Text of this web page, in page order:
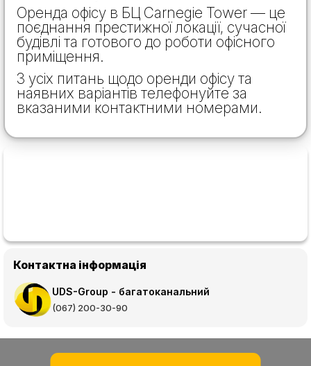
Оренда офісу в БЦ Carnegie Tower — це
поєднання престижної локації, сучасної
будівлі та готового до роботи офісного
приміщення.
З усіх питань щодо оренди офісу та
наявних варіантів телефонуйте за
вказаними контактними номерами.
Контактна інформація
UDS-Group - багатоканальний
(067) 200-30-90